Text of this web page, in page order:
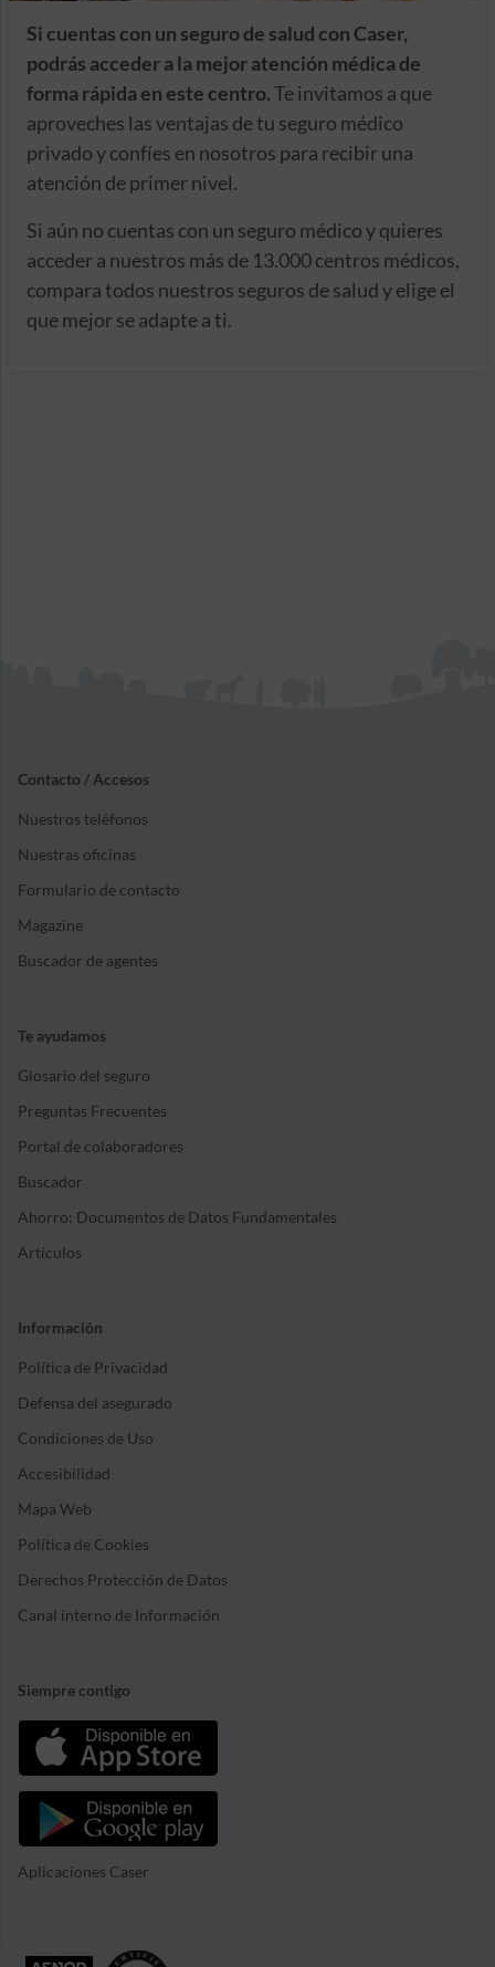
Si cuentas con un seguro de salud con Caser,
podrás acceder a la mejor atención médica de
forma rápida en este centro.Te invitamos a que
aproveches las ventajas de tu seguro médico
privado y confíes en nosotros para recibir una
atención de primer nivel.
Si aún no cuentas con un seguro médico y quieres
acceder a nuestros más de 13.000 centros médicos,
compara todos nuestros seguros de salud y elige el
que mejor se adapte a ti.
Contacto / Accesos
Nuestros teléfonos
Nuestras oficinas
Formulario de contacto
Magazine
Buscador de agentes
Te ayudamos
Glosario del seguro
Preguntas Frecuentes
Portal de colaboradores
Buscador
Ahorro: Documentos de Datos Fundamentales
Artículos
Información
Política de Privacidad
Defensa del asegurado
Condiciones de Uso
Accesibilidad
Mapa Web
Política de Cookies
Derechos Protección de Datos
Canal interno de Información
Siempre contigo
Aplicaciones Caser